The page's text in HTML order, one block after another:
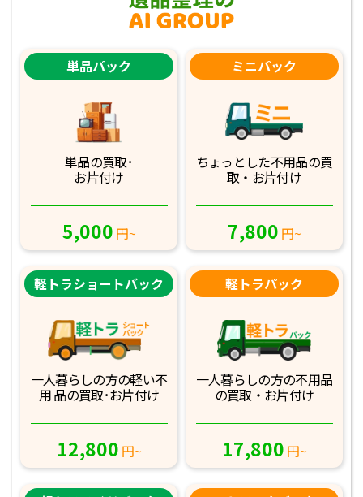
単品パック
単品の買取･
お片付け
5,000 円~
ミニパック
ちょっとした不用品の買
取・お片付け
7,800 円~
軽トラショートバック
一人暮らしの方の軽い不
用 品の買取･お片付け
12,800 円~
軽トラパック
一人暮らしの方の不用品
の買取・お片付け
17,800 円~